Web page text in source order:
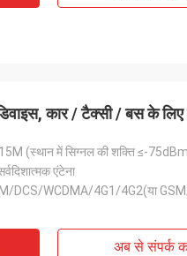
कार / टैक्सी / बस के लिए
(स्थान में सिग्नल की शक्ति ≤-75dBm
एंटेना
DCS/WCDMA/4G1/4G2(या
अब से संपर्क